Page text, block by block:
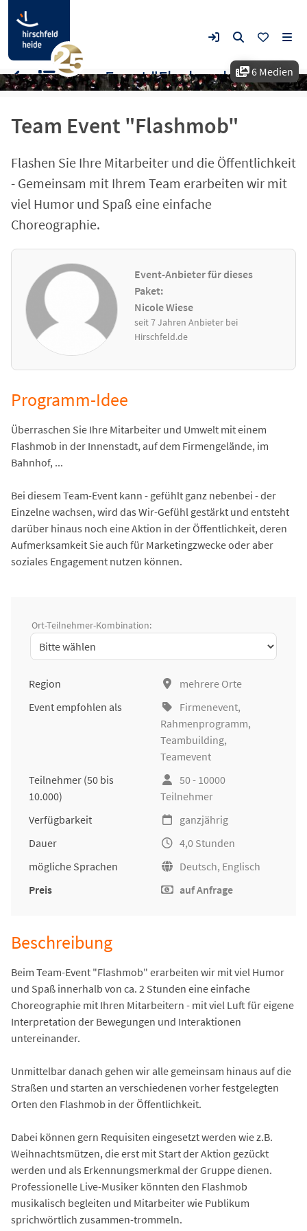
6 Medien
Team Event "Flashmob"
Flashen Sie Ihre Mitarbeiter und die Öffentlichkeit
- Gemeinsam mit Ihrem Team erarbeiten wir mit
viel Humor und Spaß eine einfache
Choreographie.
Event-Anbieter für dieses
Paket:
Nicole Wiese
seit 7 Jahren Anbieter bei
Hirschfeld.de
Team Event "Flashmob"
Programm-Idee
Überraschen Sie Ihre Mitarbeiter und Umwelt mit einem
Flashmob in der Innenstadt, auf dem Firmengelände, im
Bahnhof, ...
Bei diesem Team-Event kann - gefühlt ganz nebenbei - der
Einzelne wachsen, wird das Wir-Gefühl gestärkt und entsteht
darüber hinaus noch eine Aktion in der Öffentlichkeit, deren
Aufmerksamkeit Sie auch für Marketingzwecke oder aber
soziales Engagement nutzen können.
Ort-Teilnehmer-Kombination:
Region
mehrere Orte
Event empfohlen als
Firmenevent,
Rahmenprogramm,
Teambuilding,
Teamevent
Teilnehmer (50 bis
10.000)
50 - 10000
Teilnehmer
Verfügbarkeit
ganzjährig
Dauer
4,0 Stunden
mögliche Sprachen
Deutsch, Englisch
Preis
auf Anfrage
Beschreibung
Beim Team-Event "Flashmob" erarbeiten wir mit viel Humor
und Spaß innerhalb von ca. 2 Stunden eine einfache
Choreographie mit Ihren Mitarbeitern - mit viel Luft für eigene
Interpretation der Bewegungen und Interaktionen
untereinander.
Unmittelbar danach gehen wir alle gemeinsam hinaus auf die
Straßen und starten an verschiedenen vorher festgelegten
Orten den Flashmob in der Öffentlichkeit.
Dabei können gern Requisiten eingesetzt werden wie z.B.
Weihnachtsmützen, die erst mit Start der Aktion gezückt
werden und als Erkennungsmerkmal der Gruppe dienen.
Professionelle Live-Musiker könnten den Flashmob
musikalisch begleiten und Mitarbeiter wie Publikum
sprichwörtlich zusammen-trommeln.